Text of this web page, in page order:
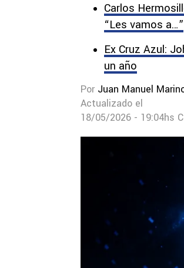
Carlos
“Les vamos a…”
Ex Cruz Azul:
un año
Por Juan Manuel
Actualizado el
18/05/2026 - 19:04hs